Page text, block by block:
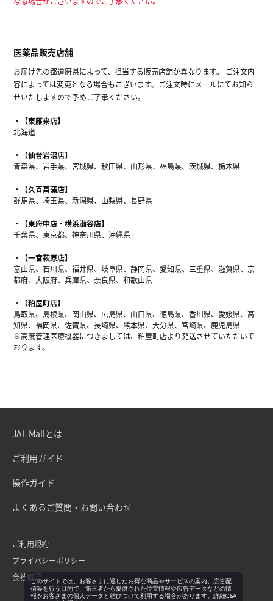
医薬品販売店舗
お届け先の都道府県によって、担当する販売店舗が異なります。 ご注文内
容によっては変更となる場合もございます。ご注文時にメールにてお知ら
せいたしますので予めご了承ください。
【東雁来店】
北海道
【仙台岩沼店】
青森県、岩手県、宮城県、秋田県、山形県、福島県、茨城県、栃木県
【久喜菖蒲店】
群馬県、埼玉県、新潟県、山梨県、長野県
【東府中店・横浜瀬谷店】
千葉県、東京都、神奈川県、沖縄県
【一宮萩原店】
富山県、石川県、福井県、岐阜県、静岡県、愛知県、三重県、滋賀県、京
都府、大阪府、兵庫県、奈良県、和歌山県
【粕屋町店】
鳥取県、島根県、岡山県、広島県、山口県、徳島県、香川県、愛媛県、高
知県、福岡県、佐賀県、長崎県、熊本県、大分県、宮崎県、鹿児島県
※高度管理医療機器につきましては、粕屋町店より発送させていただいて
おります。
JAL Mallとは
ご利用ガイド
操作ガイド
よくあるご質問・お問い合わせ
ご利用規約
プライバシーポリシー
会社概要このサイトでは、お客さまに適したお得な商品やサービスの案内、広告配
信等を行う目的で、第三者から提供された位置情報や広告データなどの情
報をお客さまの個人データと結びつけて利用する場合があります。詳細Q&A